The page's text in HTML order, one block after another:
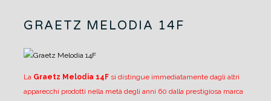
GRAETZ MELODIA 14F
La Graetz Melodia 14F si distingue immediatamente dagli altri
apparecchi prodotti nella metà degli anni 60 dalla prestigiosa marca